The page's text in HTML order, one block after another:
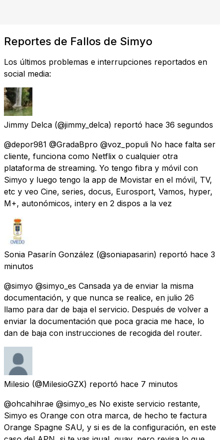
Reportes de Fallos de Simyo
Los últimos problemas e interrupciones reportados en
social media:
Jimmy Delca (@jimmy_delca) reportó hace 36 segundos
@depor981 @GradaBpro @voz_populi No hace falta ser
cliente, funciona como Netflix o cualquier otra
plataforma de streaming. Yo tengo fibra y móvil con
Simyo y luego tengo la app de Movistar en el móvil, TV,
etc y veo Cine, series, docus, Eurosport, Vamos, hyper,
M+, autonómicos, intery en 2 dispos a la vez
Sonia Pasarín González (@soniapasarin) reportó hace 3
minutos
@simyo @simyo_es Cansada ya de enviar la misma
documentación, y que nunca se realice, en julio 26
llamo para dar de baja el servicio. Después de volver a
enviar la documentación que poca gracia me hace, lo
dan de baja con instrucciones de recogida del router.
Milesio (@MilesioGZX) reportó hace 7 minutos
@ohcahihrae @simyo_es No existe servicio restante,
Simyo es Orange con otra marca, de hecho te factura
Orange Spagne SAU, y si es de la configuración, en este